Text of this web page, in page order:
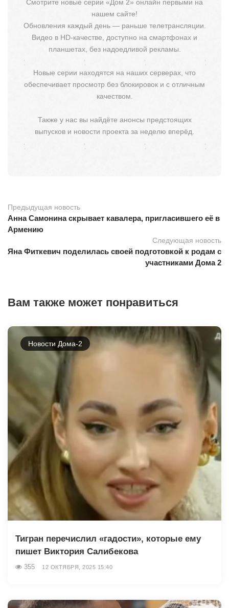
Смотрите новые серии «Дом 2» онлайн первыми на
нашем сайте!
Обновления каждый день — раньше телетрансляции.
Видео в HD-качестве, доступно на смартфонах и
планшетах, без надоедливой рекламы.
Новые серии находятся на наших серверах, что
обеспечивает просмотр без блокировок и с отличным
качеством.
Также у нас вы найдёте анонсы предстоящих
выпусков и новости проекта за неделю вперёд.
Предыдущая новость
Анна Самонина скрывает кавалера, пригласившего её в
Армению
Следующая новость
Яна Фиткевич поделилась своей подготовкой к родам с
участниками Дома 2
Вам также может понравиться
Новости Дома-2
Тигран перечислил «гадости», которые ему
пишет Виктория Салибекова
355 12 ОКТЯБРЯ, 2025 15:40